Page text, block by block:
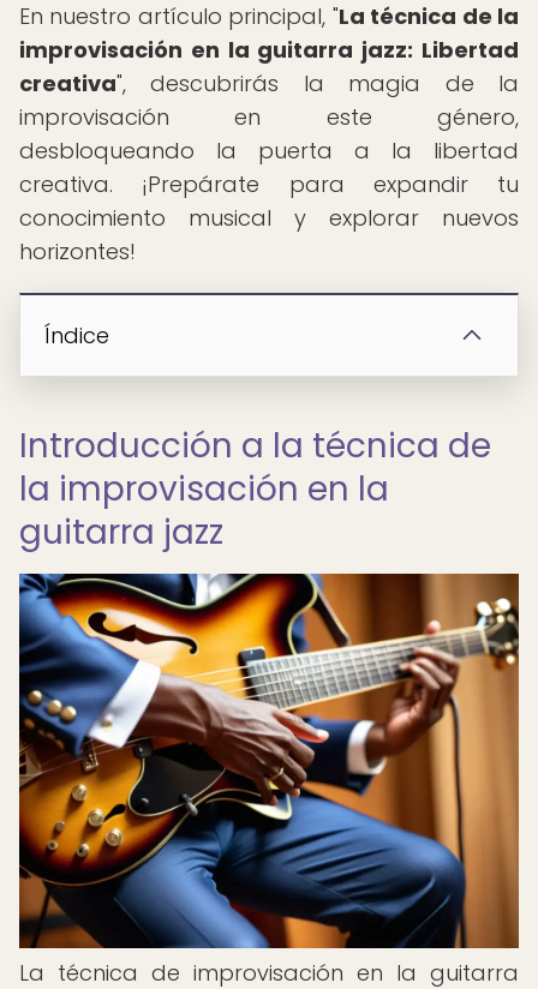
En nuestro artículo principal, "La técnica de la
improvisación en la guitarra jazz: Libertad
creativa", descubrirás la magia de la
improvisación en este género,
desbloqueando la puerta a la libertad
creativa. ¡Prepárate para expandir tu
conocimiento musical y explorar nuevos
horizontes!
Índice
Introducción a la técnica de
la improvisación en la
guitarra jazz
La técnica de improvisación en la guitarra